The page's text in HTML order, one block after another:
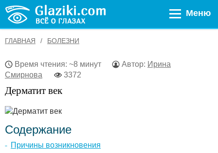
Меню
ГЛАВНАЯ БОЛЕЗНИ
Время чтения: ~8 минут Автор: Ирина
Смирнова
3372
Дерматит век
Содержание
Причины возникновения